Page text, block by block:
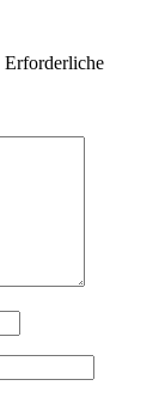
Erforderliche